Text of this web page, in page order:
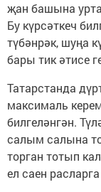
җан башына
Бу күрсәткеч
түбәнрәк, шуңа
бары тик әтисе
Татарстанда
максималь
билгеләнгән.
салым салына
торган тотып
ел саен